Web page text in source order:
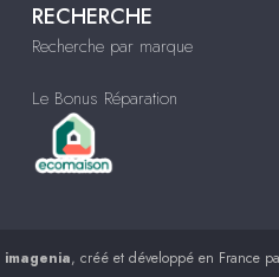
RECHERCHE
Recherche par marque
Le Bonus Réparation
imagenia, créé et développé en France